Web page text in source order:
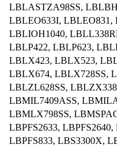
LBLASTZA98SS,
LBLEO633I,
LBLIOH1040,
LBLP422, LBLP623,
LBLX423, LBLX523,
LBLX674, LBLX728SS,
LBLZL628SS,
LBMIL7409ASS,
LBMLX798SS,
LBPFS2633,
LBPFS833, LBS3300X,